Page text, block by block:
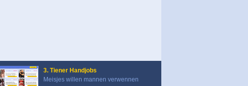
3. Tiener Handjobs
Meisjes willen mannen verwennen